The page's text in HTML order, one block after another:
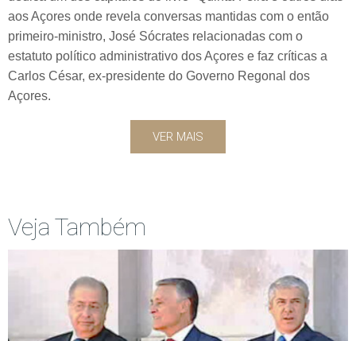
aos Açores onde revela conversas mantidas com o então
primeiro-ministro, José Sócrates relacionadas com o
estatuto político administrativo dos Açores e faz críticas a
Carlos César, ex-presidente do Governo Regonal dos
Açores.
VER MAIS
Veja Também